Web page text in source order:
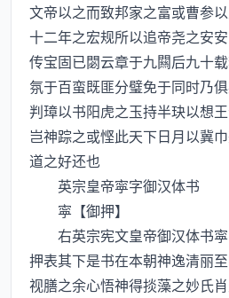
文帝以之而致邦家之富或曹参
十二年之宏规所以追帝尧之安
传宝固已閟云章于九闗后九十
氛于百蛮既匪分璧免于同时乃
判璋以书阳虎之玉持半玦以想
岂神踪之或悭此天下日月以冀
道之好还也
英宗皇帝寜字御汉体书
寜【御押】
右英宗宪文皇帝御汉体书寜
押表其下是书在本朝神逸清丽
视膳之余心悟神得掞藻之妙氏